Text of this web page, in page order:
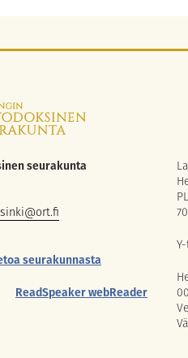
seurakunta
seurakunnasta
ReadSpeaker webReader